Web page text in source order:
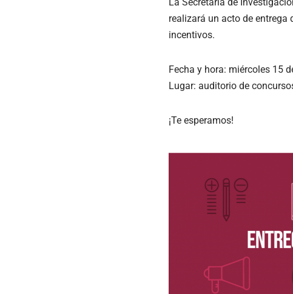
realizará un acto de
incentivos.
Fecha y hora: miércoles 15
Lugar: auditorio de
¡Te esperamos!